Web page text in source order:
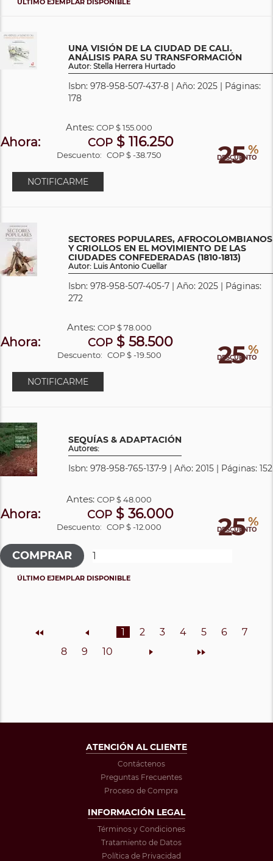
UNA VISIÓN DE LA CIUDAD DE CALI.
ANÁLISIS PARA SU TRANSFORMACIÓN
Autor: Stella Herrera Hurtado
Isbn: 978-958-507-437-8 | Año: 2025 | Páginas:
178
25 %
DESCUENTO
Antes:COP$ 155.000
Ahora: COP$ 116.250
Descuento: COP $ -38.750
NOTIFICARME
SECTORES POPULARES, AFROCOLOMBIANOS
Y CRIOLLOS EN EL MOVIMIENTO DE LAS
CIUDADES CONFEDERADAS (1810-1813)
Autor: Luis Antonio Cuellar
Isbn: 978-958-507-405-7 | Año: 2025 | Páginas:
272
25 %
DESCUENTO
Antes: COP$ 78.000
Ahora: COP $ 58.500
Descuento: COP $ -19.500
NOTIFICARME
SEQUÍAS & ADAPTACIÓN
Autores:
Isbn: 978-958-765-137-9 | Año: 2015 | Páginas: 152
25 %
DESCUENTO
Antes:COP$ 48.000
Ahora: COP $ 36.000
Descuento: COP $ -12.000
ÚLTIMO EJEMPLAR DISPONIBLE
Inicio Anterior 1 2 3 4 5 6
7
8
9 10 Siguiente Final
ATENCIÓN AL CLIENTE
Contáctenos
Preguntas Frecuentes
Proceso de Compra
INFORMACIÓN LEGAL
Términos y Condiciones
Tratamiento de Datos
Política de Privacidad